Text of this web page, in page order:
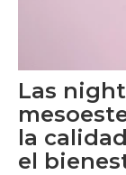
Las
la
el